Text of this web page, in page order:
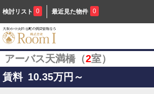
検討リスト 0 最近見た物件 0
アーバス天満橋（2室）
賃料 10.35万円～